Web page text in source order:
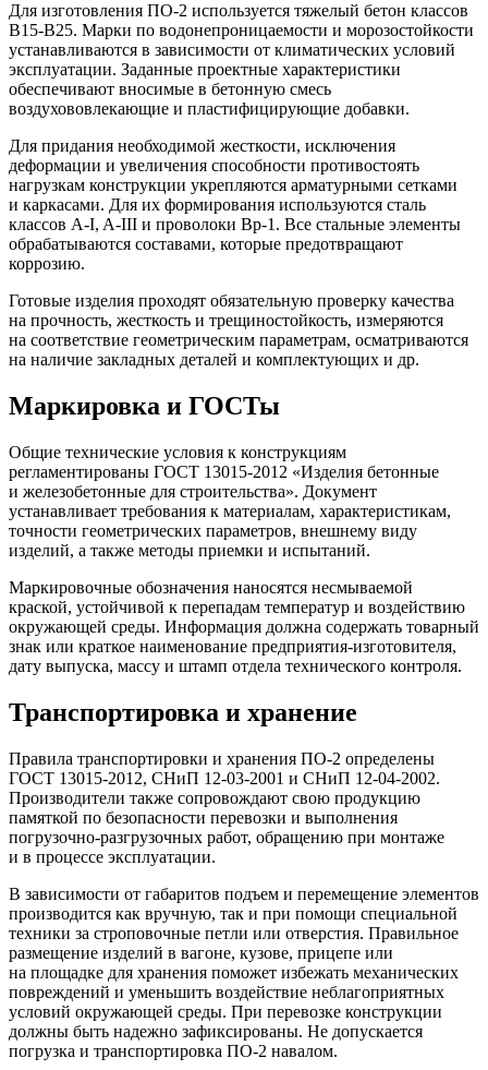
Для изготовления ПО-2 используется тяжелый бетон классов
В15-В25. Марки по водонепроницаемости и морозостойкости
устанавливаются в зависимости от климатических условий
эксплуатации. Заданные проектные характеристики
обеспечивают вносимые в бетонную смесь
воздухововлекающие и пластифицирующие добавки.
Для придания необходимой жесткости, исключения
деформации и увеличения способности противостоять
нагрузкам конструкции укрепляются арматурными сетками
и каркасами. Для их формирования используются сталь
классов A-I, A-III и проволоки Вр-1. Все стальные элементы
обрабатываются составами, которые предотвращают
коррозию.
Готовые изделия проходят обязательную проверку качества
на прочность, жесткость и трещиностойкость, измеряются
на соответствие геометрическим параметрам, осматриваются
на наличие закладных деталей и комплектующих и др.
Маркировка и ГОСТы
Общие технические условия к конструкциям
регламентированы ГОСТ 13015-2012 «Изделия бетонные
и железобетонные для строительства». Документ
устанавливает требования к материалам, характеристикам,
точности геометрических параметров, внешнему виду
изделий, а также методы приемки и испытаний.
Маркировочные обозначения наносятся несмываемой
краской, устойчивой к перепадам температур и воздействию
окружающей среды. Информация должна содержать товарный
знак или краткое наименование предприятия-изготовителя,
дату выпуска, массу и штамп отдела технического контроля.
Транспортировка и хранение
Правила транспортировки и хранения ПО-2 определены
ГОСТ 13015-2012, СНиП 12-03-2001 и СНиП 12-04-2002.
Производители также сопровождают свою продукцию
памяткой по безопасности перевозки и выполнения
погрузочно-разгрузочных работ, обращению при монтаже
и в процессе эксплуатации.
В зависимости от габаритов подъем и перемещение элементов
производится как вручную, так и при помощи специальной
техники за строповочные петли или отверстия. Правильное
размещение изделий в вагоне, кузове, прицепе или
на площадке для хранения поможет избежать механических
повреждений и уменьшить воздействие неблагоприятных
условий окружающей среды. При перевозке конструкции
должны быть надежно зафиксированы. Не допускается
погрузка и транспортировка ПО-2 навалом.